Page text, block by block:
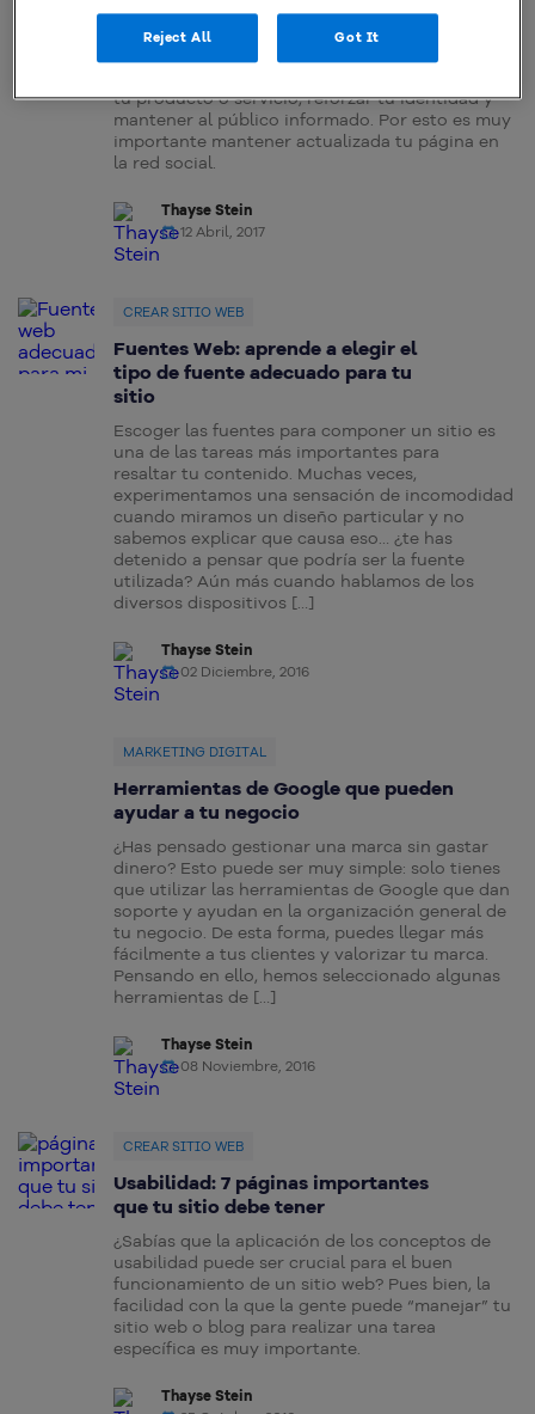
¿Has pensado cómo una página en Facebook
puede hacer diferencia para tu marca? A través
de Facebook, puedes atraer innúmeros clientes
tu producto o servicio, reforzar tu identidad y
mantener al público informado. Por esto es muy
importante mantener actualizada tu página en
la red social.
Thayse Stein
12 Abril, 2017
CREAR SITIO WEB
Fuentes Web: aprende a elegir el
tipo de fuente adecuado para tu
sitio
Escoger las fuentes para componer un sitio es
una de las tareas más importantes para
resaltar tu contenido. Muchas veces,
experimentamos una sensación de incomodidad
cuando miramos un diseño particular y no
sabemos explicar que causa eso… ¿te has
detenido a pensar que podría ser la fuente
utilizada? Aún más cuando hablamos de los
diversos dispositivos […]
Thayse Stein
02 Diciembre, 2016
MARKETING DIGITAL
Herramientas de Google que pueden
ayudar a tu negocio
¿Has pensado gestionar una marca sin gastar
dinero? Esto puede ser muy simple: solo tienes
que utilizar las herramientas de Google que dan
soporte y ayudan en la organización general de
tu negocio. De esta forma, puedes llegar más
fácilmente a tus clientes y valorizar tu marca.
Pensando en ello, hemos seleccionado algunas
herramientas de […]
Thayse Stein
08 Noviembre, 2016
CREAR SITIO WEB
Usabilidad: 7 páginas importantes
que tu sitio debe tener
¿Sabías que la aplicación de los conceptos de
usabilidad puede ser crucial para el buen
funcionamiento de un sitio web? Pues bien, la
facilidad con la que la gente puede “manejar” tu
sitio web o blog para realizar una tarea
específica es muy importante.
Thayse Stein
Reject All Got It